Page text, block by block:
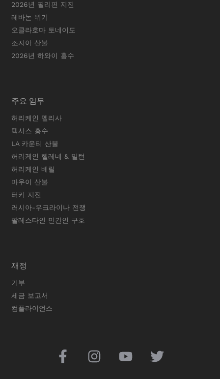
2026년 필리핀 지진
레바논 위기
오클라호마 토네이도
조지아 산불
2026년 하와이 홍수
주요 임무
허리케인 멜리사
텍사스 홍수
LA 카운티 산불
허리케인 헬레네 & 밀턴
허리케인 베릴
마우이 산불
터키 지진
러시아-우크라이나 전쟁
팔레스타인 민간인 구호
재정
기부
세금 보고서
컴플라이언스